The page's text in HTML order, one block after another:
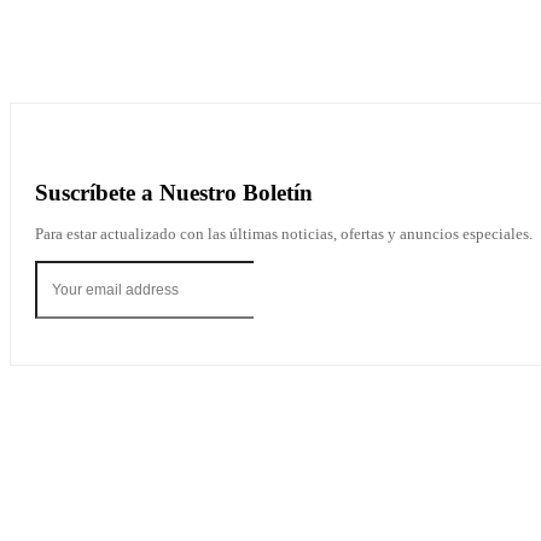
Suscríbete a Nuestro Boletín
Para estar actualizado con las últimas noticias, ofertas y anuncios especiales.